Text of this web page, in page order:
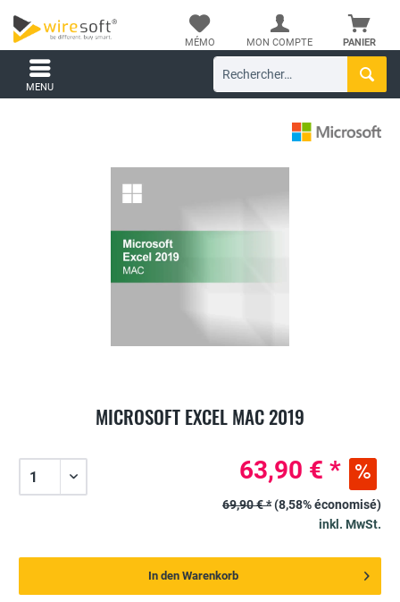
PANIER
MÉMO MON COMPTE
MENU
MICROSOFT EXCEL MAC 2019
63,90 € *
69,90 € *(8,58% économisé)
inkl. MwSt.
In den Warenkorb